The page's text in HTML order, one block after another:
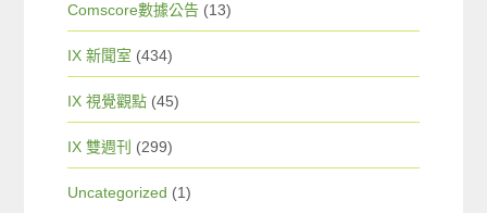
Comscore數據公告 (13)
IX 新聞室 (434)
IX 視覺觀點 (45)
IX 雙週刊 (299)
Uncategorized (1)